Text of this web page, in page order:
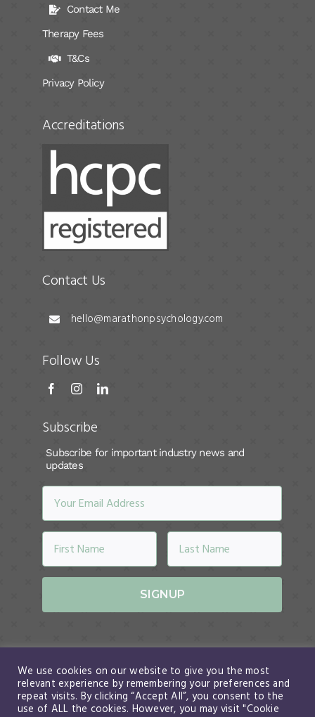
Contact Me
Therapy Fees
T&Cs
Privacy Policy
Accreditations
Contact Us
hello@marathonpsychology.com
Follow Us
Subscribe
Subscribe for important industry news and
updates
SIGNUP
We use cookies on our website to give you the most
relevant experience by remembering your preferences and
repeat visits. By clicking “Accept All”, you consent to the
use of ALL the cookies. However, you may visit "Cookie